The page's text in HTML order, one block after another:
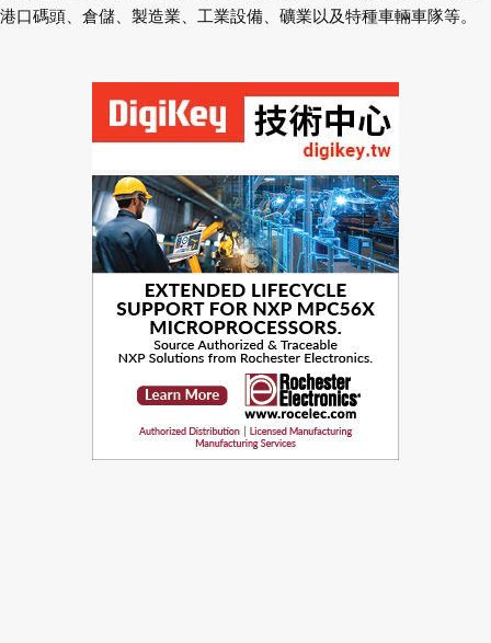
港口碼頭、倉儲、製造業、工業設備、礦業以及特種車輛車隊等。